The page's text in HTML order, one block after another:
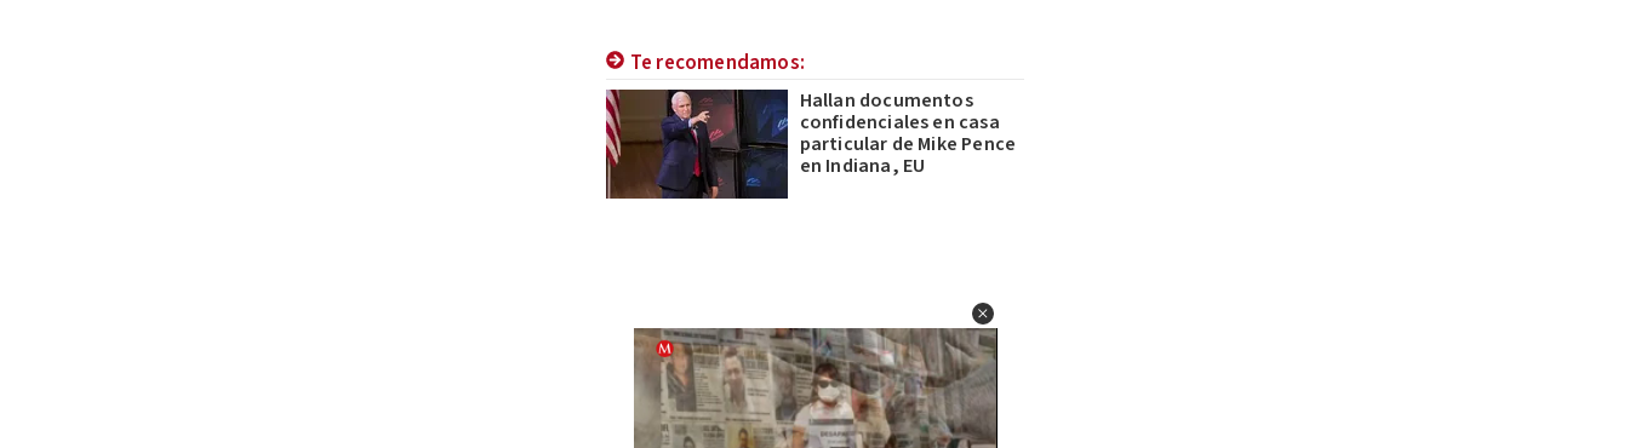
Te recomendamos:
Hallan documentos
confidenciales en casa
particular de Mike Pence
en Indiana, EU